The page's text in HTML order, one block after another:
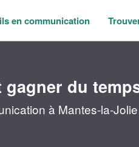
en communication
gagner du
à Mantes-la-